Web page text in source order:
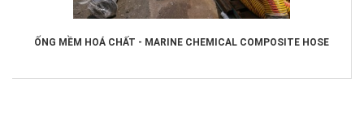
ỐNG MỀM HOÁ CHẤT - MARINE CHEMICAL COMPOSITE HOSE